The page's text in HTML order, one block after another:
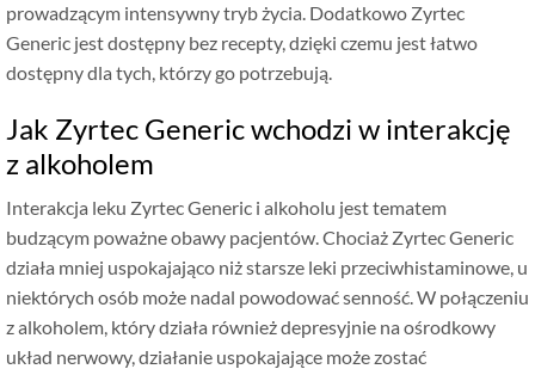
prowadzącym intensywny tryb życia. Dodatkowo Zyrtec
Generic jest dostępny bez recepty, dzięki czemu jest łatwo
dostępny dla tych, którzy go potrzebują.
Jak Zyrtec Generic wchodzi w interakcję
z alkoholem
Interakcja leku Zyrtec Generic i alkoholu jest tematem
budzącym poważne obawy pacjentów. Chociaż Zyrtec Generic
działa mniej uspokajająco niż starsze leki przeciwhistaminowe, u
niektórych osób może nadal powodować senność. W połączeniu
z alkoholem, który działa również depresyjnie na ośrodkowy
układ nerwowy, działanie uspokajające może zostać